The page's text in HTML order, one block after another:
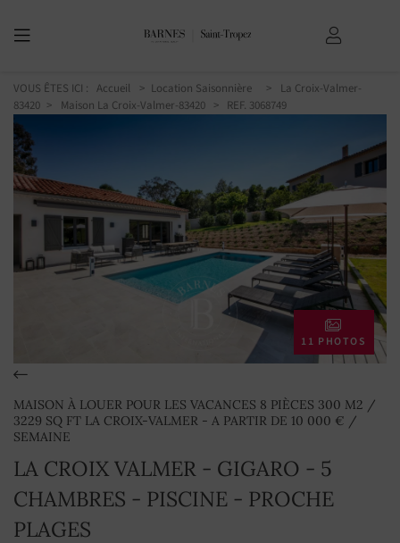
VOUS ÊTES ICI : Accueil Location Saisonnière
La Croix-Valmer-
83420
Maison La Croix-Valmer-83420 > REF. 3068749
11 PHOTOS
MAISON À LOUER POUR LES VACANCES 8 PIÈCES 300 M2 /
3229 SQ FT LA CROIX-VALMER - A PARTIR DE 10 000 € /
SEMAINE
LA CROIX VALMER - GIGARO - 5
CHAMBRES - PISCINE - PROCHE
PLAGES